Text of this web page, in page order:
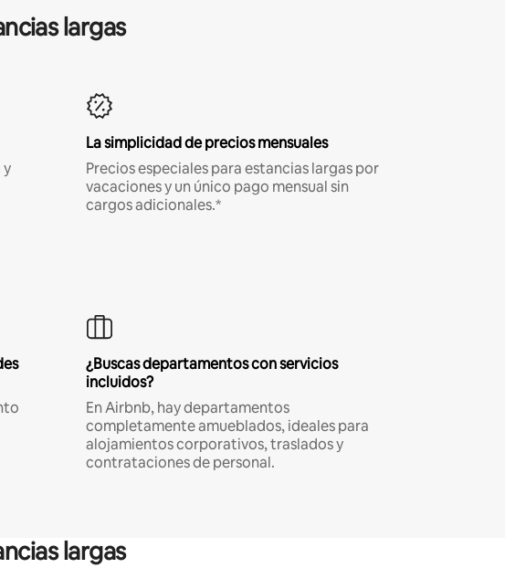
largas
y
La simplicidad de precios mensuales
Precios especiales para estancias largas por
vacaciones y un único pago mensual sin
cargos adicionales.*
¿Buscas departamentos con servicios
incluidos?
En Airbnb, hay departamentos
completamente amueblados, ideales para
alojamientos corporativos, traslados y
contrataciones de personal.
largas